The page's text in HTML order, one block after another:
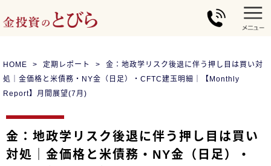
HOME 定期レポート
金：地政学リスク後退に伴う押し目は買い対
処｜金価格と米債務・NY金（日足）・CFTC建玉明細｜【Monthly
Report】月間展望(7月)
金：地政学リスク後退に伴う押し目は買い
対処｜金価格と米債務・NY金（日足）・